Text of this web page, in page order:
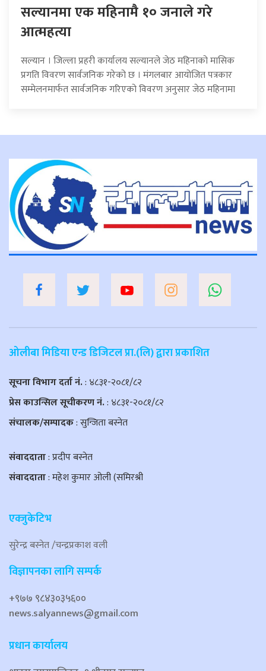
सल्यानमा एक महिनामै १० जनाले गरे
आत्महत्या
सल्यान । जिल्ला प्रहरी कार्यालय सल्यानले जेठ महिनाको मासिक
प्रगति विवरण सार्वजनिक गरेको छ । मंगलबार आयोजित पत्रकार
सम्मेलनमार्फत सार्वजनिक गरिएको विवरण अनुसार जेठ महिनामा
ओलीबा मिडिया एन्ड डिजिटल प्रा.(लि) द्वारा प्रकाशित
सूचना विभाग दर्ता नं.: ४८३१-२०८१/८२
प्रेस काउन्सिल सूचीकरण नं.: ४८३१-२०८१/८२
संचालक/सम्पादक: सुन्जिता बस्नेत
संवाददाता: प्रदीप बस्नेत
संवाददाता: महेश कुमार ओली (समिरश्री
एक्जुकेटिभ
सुरेन्द्र बस्नेत /चन्द्रप्रकाश वली
विज्ञापनका लागि सम्पर्क
+९७७ ९८४३०३५६००
news.salyannews@gmail.com
प्रधान कार्यालय